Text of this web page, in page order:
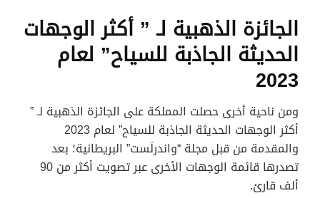
الجائزة الذهبية لـ ” أكثر الوجهات
الحديثة الجاذبة للسياح” لعام
2023
ومن ناحية أخرى حصلت المملكة على الجائزة الذهبية لـ ”
أكثر الوجهات الحديثة الجاذبة للسياح” لعام 2023
والمقدمة من قبل مجلة “واندرلَست” البريطانية؛ بعد
تصدرها قائمة الوجهات الأخرى عبر تصويت أكثر من 90
ألف قارئ.